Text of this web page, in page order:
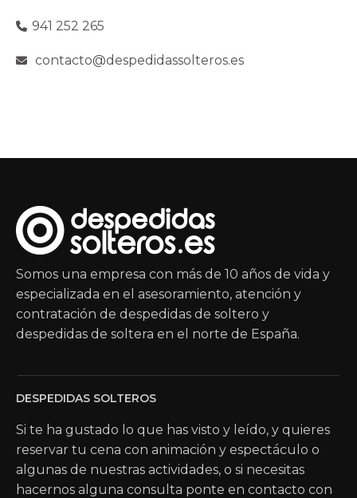
941 252 265
contacto@despedidassolteros.es
Somos una empresa con más de 10 años de vida y
especializada en el asesoramiento, atención y
contratación de despedidas de soltero y
despedidas de soltera en el norte de España.
DESPEDIDAS SOLTEROS
Si te ha gustado lo que has visto y leído, y quieres
reservar tu cena con animación y espectáculo o
algunas de nuestras actividades, o si necesitas
hacernos alguna consulta ponte en contacto con